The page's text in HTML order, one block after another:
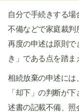
自分で手続きする
不備などで家庭裁判
再度の申述は原則で
き」である点を踏ま
相続放棄の申述には
「却下」の判断が
述書の記載不備、照